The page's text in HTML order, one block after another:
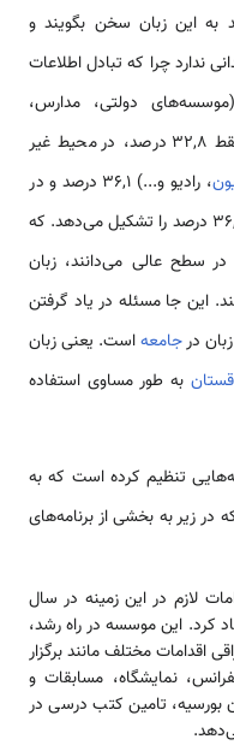
به این زبان سخن بگویند و
ندارد چرا که تبادل اطلاعات
دولتی، مدارس،
، بانک‌ها، اماکن نظامی و...) فقط ۳۲,۸ درصد، در محیط غیر
، رادیو و...) ۳۶,۱ درصد و در
زندگی روزمره (بین دوستان، در بازار و ...) ۳۶,۱ درصد را تشکیل می‌دهد. که
را در سطح عالی می‌دانند، زبان
این جا مسئله در یاد گرفتن
درجامعهاست. یعنی زبان
به طور مساوی استفاده
تنظیم کرده است که به
زیر به بخشی از برنامه‌های
لازم در این زمینه در سال
کرد. این موسسه در راه رشد،
اقدامات مختلف مانند برگزار
نمایشگاه، مسابقات و
تامین کتب درسی در